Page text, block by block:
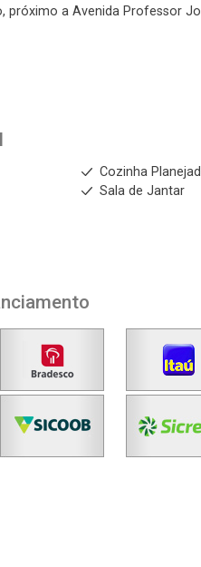
próximo a Avenida Professor
Cozinha
Sala de Jantar